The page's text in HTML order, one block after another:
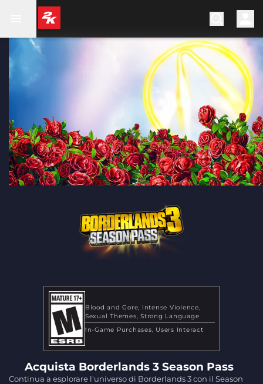
Blood and Gore Intense Violence
Sexual Themes Strong Language
In-Game Purchases
Users Interact
Acquista Borderlands 3 Season Pass
Continua a esplorare l'universo di Borderlands 3 con il Season